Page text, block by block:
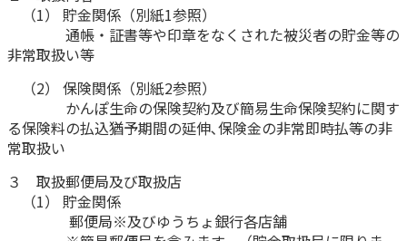
マイページでできること
新規登録
ログイン
ご契約内容の確認
お客さまに関する情報等の確認の取り組み
保険の探し方のポイント
保険かんたん診断
これからのライフイベントでかかる費用とは？
お金
子育て
ライフプラン
健康情報
会社概要
財務情報
株主・投資家のみなさまへ
日本郵政グループとしての取り組み
採用情報
CM・オウンドメディア／ソーシャルメディア
株主・投資家のみなさまへ
採用情報
English
（1） 貯金関係（別紙1参照）
通帳・証書等や印章をなくされた被災者の貯金等の
非常取扱い等
（2） 保険関係（別紙2参照）
かんぽ生命の保険契約及び簡易生命保険契約に関す
る保険料の払込猶予期間の延伸､保険金の非常即時払等の非
常取扱い
３ 取扱郵便局及び取扱店
（1） 貯金関係
郵便局※及びゆうちょ銀行各店舗